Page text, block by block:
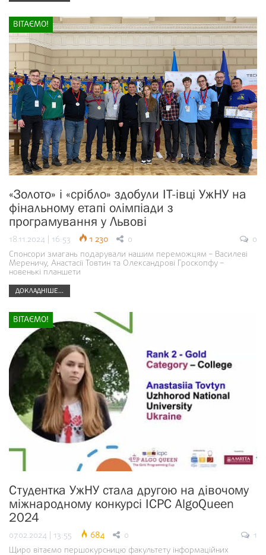
ВІТАЄМО!
«Золото» і «срібло» здобули ІТ-івці УжНУ на
фінальному етапі олімпіади з
програмування у Львові
18.11.2024 | 16:53 1 230 0
0
Спонсори змагань подарували нашим переможцям – Василеві
Мереничу, Анастасії Товтин та Олександрові Гроскопфу –
новенькі планшети
ДОКЛАДНІШЕ...
ВІТАЄМО!
Студентка УжНУ стала другою на дівочому
міжнародному конкурсі ICPC AlgoQueen
2024
07.02.2024 | 13:55 684 0
1
Щиро вітаємо першокурсницю факультету інформаційних